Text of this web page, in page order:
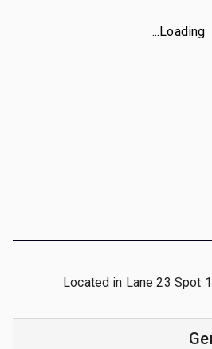
Loading...
Located in Lane 23 Spot